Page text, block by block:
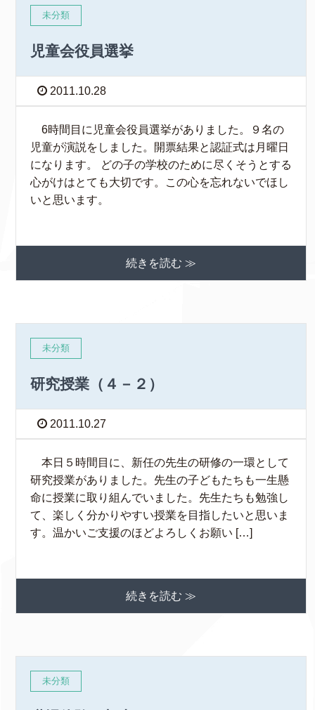
未分類
児童会役員選挙
2011.10.28
6時間目に児童会役員選挙がありました。９名の
児童が演説をしました。開票結果と認証式は月曜日
になります。 どの子の学校のために尽くそうとする
心がけはとても大切です。この心を忘れないでほし
いと思います。
続きを読む ≫
未分類
研究授業（４－２）
2011.10.27
本日５時間目に、新任の先生の研修の一環として
研究授業がありました。先生の子どもたちも一生懸
命に授業に取り組んでいました。先生たちも勉強し
て、楽しく分かりやすい授業を目指したいと思いま
す。温かいご支援のほどよろしくお願い […]
続きを読む ≫
未分類